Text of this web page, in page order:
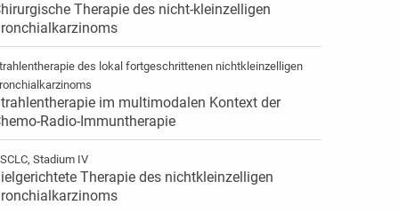
Therapie des nicht-kleinzelligen
des lokal fortgeschrittenen nichtkleinzelligen
im multimodalen Kontext der
Radio-Immuntherapie
Stadium IV
Therapie des nichtkleinzelligen